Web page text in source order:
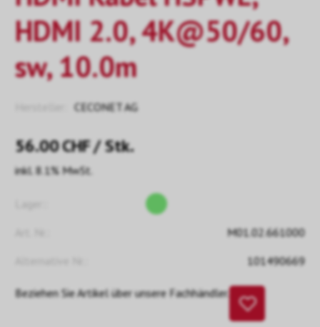
HDMI 2.0, 4K@50/60,
sw, 10.0m
CECONET AG
56.00CHF/ Stk.
inkl. 8.1% MwSt.
M01.02.661000
101490669
Beziehen Sie Artikel über unsere Fachhändler.